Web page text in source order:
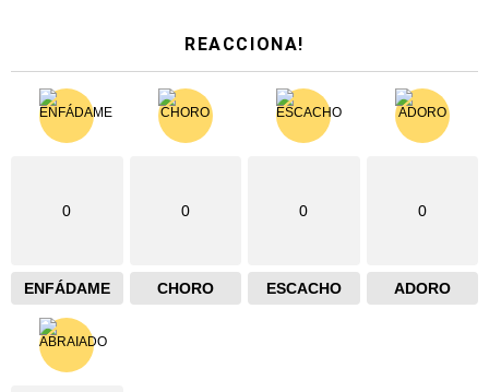
REACCIONA!
0
ENFÁDAME
0
CHORO
0
ESCACHO
0
ADORO